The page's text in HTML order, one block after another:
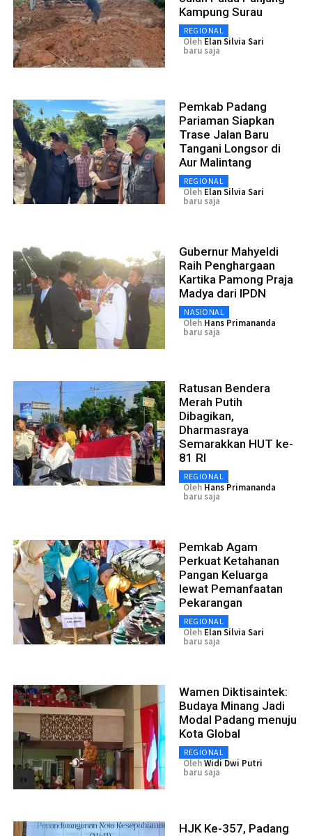
Kampung Surau
REGIONAL
Oleh Elan Silvia Sari
baru saja
Pemkab Padang
Pariaman Siapkan
Trase Jalan Baru
Tangani Longsor di
Aur Malintang
REGIONAL
Oleh Elan Silvia Sari
baru saja
Gubernur Mahyeldi
Raih Penghargaan
Kartika Pamong Praja
Madya dari IPDN
NASIONAL
Oleh Hans Primananda
baru saja
Ratusan Bendera
Merah Putih
Dibagikan,
Dharmasraya
Semarakkan HUT ke-
81 RI
REGIONAL
Oleh Hans Primananda
baru saja
Pemkab Agam
Perkuat Ketahanan
Pangan Keluarga
lewat Pemanfaatan
Pekarangan
REGIONAL
Oleh Elan Silvia Sari
baru saja
Wamen Diktisaintek:
Budaya Minang Jadi
Modal Padang menuju
Kota Global
REGIONAL
OlehWidi Dwi Putri
baru saja
HJK Ke-357, Padang